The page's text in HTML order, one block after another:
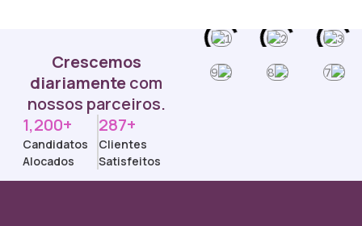
Crescemos
diariamentecom
nossos parceiros.
1,200+
Candidatos
Alocados
287+
Clientes
Satisfeitos